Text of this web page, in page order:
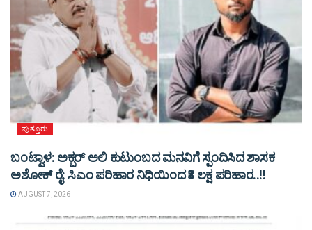
ಪುತ್ತೂರು
ಬಂಟ್ವಾಳ: ಅಕ್ಬರ್ ಅಲಿ ಕುಟುಂಬದ ಮನವಿಗೆ ಸ್ಪಂದಿಸಿದ ಶಾಸಕ
ಅಶೋಕ್ ರೈ: ಸಿಎಂ ಪರಿಹಾರ ನಿಧಿಯಿಂದ ₹3 ಲಕ್ಷ ಪರಿಹಾರ..!!
AUGUST 7, 2026